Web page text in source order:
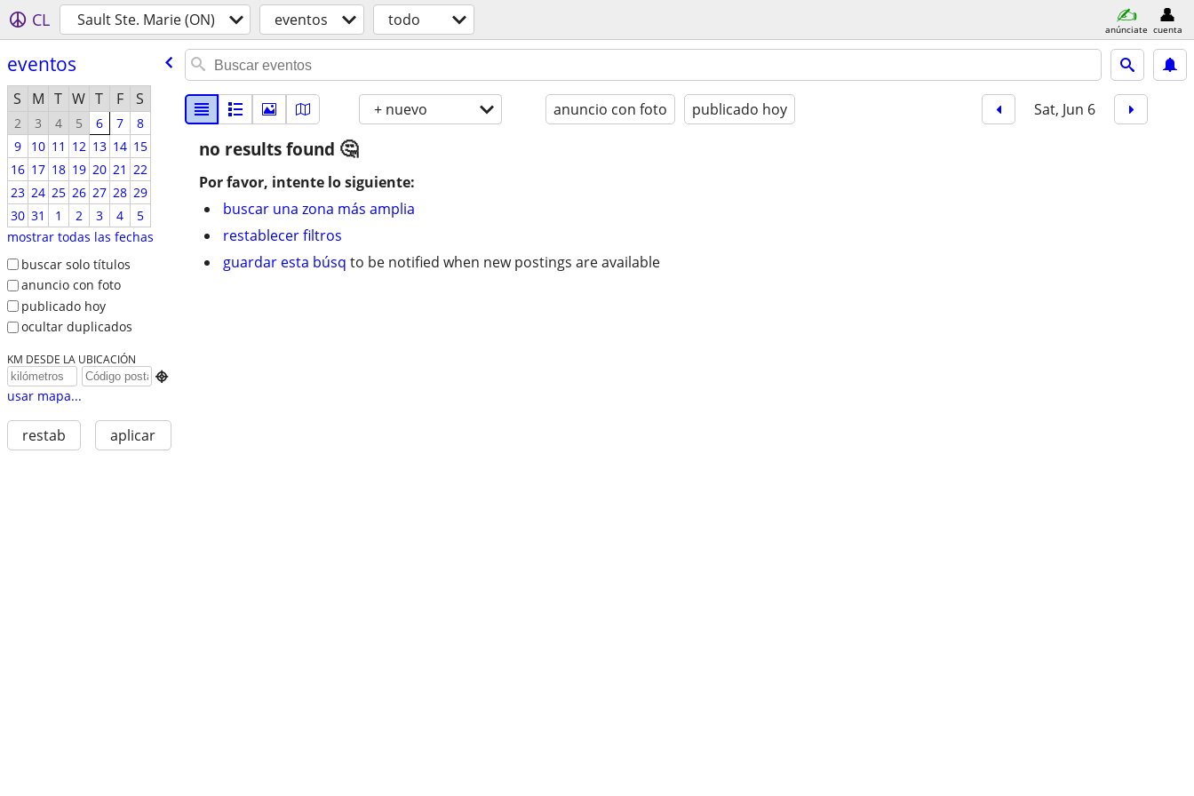
CL Sault Ste. Marie (ON) eventos todo anúnciate cuenta
eventos
S M T W T F S
2 3 4 5 6 7
8
9
10 11 12 13 14 15
16 17 18 19 20 21 22
23 24 25 26 27 28 29
30 31 1 2 3 4
5
mostrar todas las fechas
buscar solo títulos
anuncio con foto
publicado hoy
ocultar duplicados
KM DESDE LA UBICACIÓN

usar mapa...
restab aplicar
+ nuevo anuncio con foto publicado hoy Sat, Jun 6
no results found
Por favor, intente lo siguiente:
buscar una zona más amplia
restablecer filtros
guardar esta búsq to be notified when new postings are available